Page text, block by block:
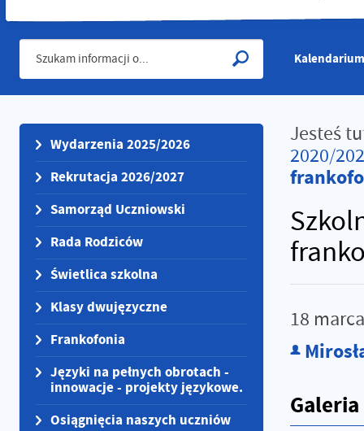
Wydarzenia 2025/2026
Rekrutacja 2026/2027
Samorząd Uczniowski
Rada Rodziców
Świetlica szkolna
Klasy dwujęzyczne
Frankofonia
Języki na pełnych obrotach -
innowacje - projekty językowe.
Osiągnięcia naszych uczniów
Jesteś
2020/
18 marca
Galeria